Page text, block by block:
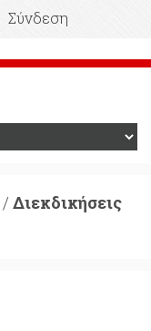
Σύνδεση
/ Διεκδικήσεις